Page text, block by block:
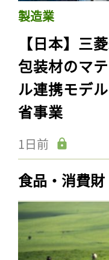
製造業
【日本】三
包装材のマ
ル連携モデ
省事業
1日前
食品・消費